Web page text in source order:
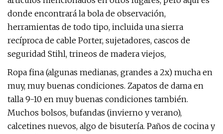
donde encontrará la bola de observación,
herramientas de todo tipo, incluida una sierra
recíproca de cable Porter, sujetadores, cascos de
seguridad Stihl, trineos de madera viejos,
Ropa fina (algunas medianas, grandes a 2x) mucha en
muy, muy buenas condiciones. Zapatos de dama en
talla 9-10 en muy buenas condiciones también.
Muchos bolsos, bufandas (invierno y verano),
calcetines nuevos, algo de bisutería. Paños de cocina y